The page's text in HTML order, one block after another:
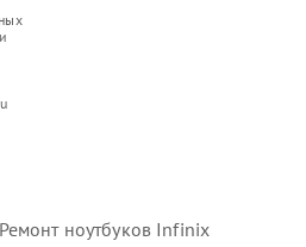
Ремонт ноутбуков Infinix